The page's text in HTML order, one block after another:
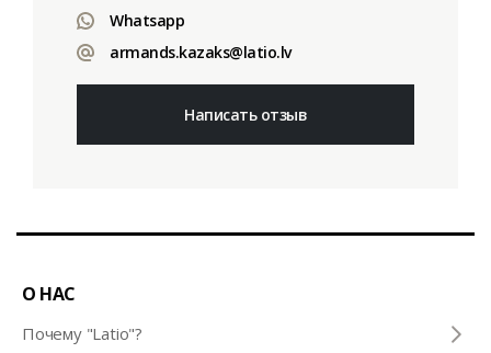
Whatsapp
armands.kazaks@latio.lv
Написать отзыв
О НАС
Почему "Latio"?